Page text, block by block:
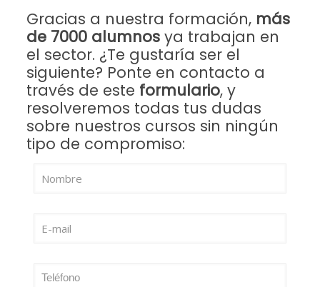
Gracias a nuestra formación, más
de 7000 alumnosya trabajan en
el sector. ¿Te gustaría ser el
siguiente? Ponte en contacto a
través de este formulario, y
resolveremos todas tus dudas
sobre nuestros cursos sin ningún
tipo de compromiso: